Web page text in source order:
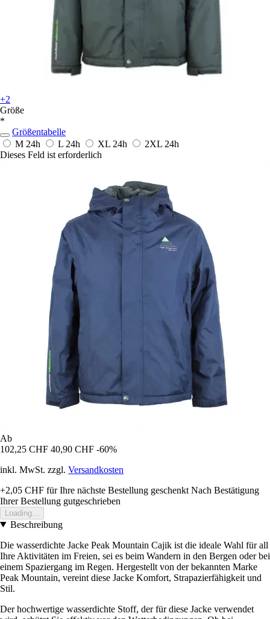
+2
Größe
*
Größentabelle
M 24h L 24h XL 24h 2XL 24h
Dieses Feld ist erforderlich
Ab
102,25 CHF 40,90 CHF -60%
inkl. MwSt. zzgl. Versandkosten
+2,05 CHF für Ihre nächste Bestellung geschenkt Nach Bestätigung
Ihrer Bestellung gutgeschrieben
Loading...
Beschreibung
Die wasserdichte Jacke Peak Mountain Cajik ist die ideale Wahl für all
Ihre Aktivitäten im Freien, sei es beim Wandern in den Bergen oder bei
einem Spaziergang im Regen. Hergestellt von der bekannten Marke
Peak Mountain, vereint diese Jacke Komfort, Strapazierfähigkeit und
Stil.
Der hochwertige wasserdichte Stoff, der für diese Jacke verwendet